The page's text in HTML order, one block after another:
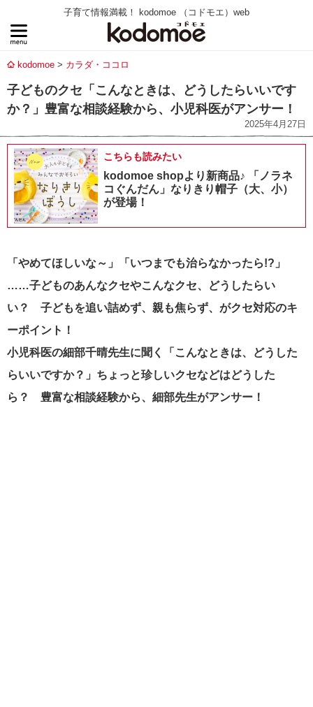
子育て情報満載！ kodomoe （コドモエ）web
kodomoe カラダ・ココロ
子どものクセ「こんなときは、どうしたらいいです
か？」豊富な相談経験から、小児科医がアンサー！
2025年4月27日
こちらも読みたい
kodomoe shopより新商品♪ 「ノラネ
コぐんだん」なりきり帽子（大、小）
が登場！
「やめてほしいな～」「いつまでも治らなかったら!?」
……子どものあんなクセやこんなクセ、どうしたらい
い？ 子どもを追い詰めず、親も焦らず、がクセ対応のキ
ーポイント！
小児科医の細部千晴先生に聞く「こんなときは、どうした
らいいですか？」ちょっと珍しいクセなどはどうした
ら？ 豊富な相談経験から、細部先生がアンサー！